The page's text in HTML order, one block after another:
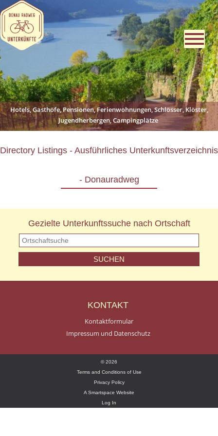
Hotels, Gasthöfe, Pensionen, Ferienwohnungen, Schlösser, Klöster,
Jugendherbergen, Campingplätze
Directory Listings - Ausführliches Unterkunftsverzeichnis
- Donauradweg
Gezielte Unterkunftssuche nach Ortschaft
KONTAKT
Kontaktformular
Impressum und Datenschutz
© 2026
Terms and Conditions of Use
Privacy Policy
A Smartspace Website
Log In